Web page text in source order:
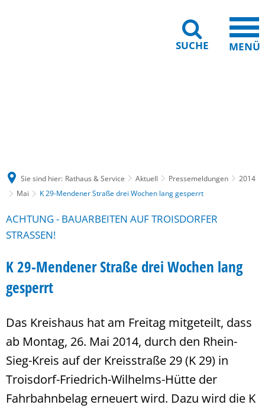
SUCHE MENÜ
Sie sind hier: Rathaus & Service Aktuell Pressemeldungen
2014
Mai
K 29-Mendener Straße drei Wochen lang gesperrt
ACHTUNG - BAUARBEITEN AUF TROISDORFER
STRASSEN!
K 29-Mendener Straße drei Wochen lang
gesperrt
Das Kreishaus hat am Freitag mitgeteilt, dass
ab Montag, 26. Mai 2014, durch den Rhein-
Sieg-Kreis auf der Kreisstraße 29 (K 29) in
Troisdorf-Friedrich-Wilhelms-Hütte der
Fahrbahnbelag erneuert wird. Dazu wird die K